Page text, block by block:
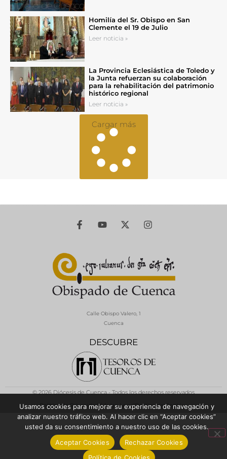
Homilía del Sr. Obispo en San
Clemente el 19 de Julio
Leer noticia »
La Provincia Eclesiástica de Toledo y
la Junta refuerzan su colaboración
para la rehabilitación del patrimonio
histórico regional
Leer noticia »
Cargar más
DESCUBRE
Calle Obispo Valero, 1
Cuenca
© 2026 Diócesis de Cuenca - Todos los derechos reservados
Política de Privacidad / Aviso LegalPolítica de Cookies
Usamos cookies para mejorar su experiencia de navegación y
analizar nuestro tráfico web. Al hacer clic en “Aceptar cookies”
usted da su consentimiento a nuestro uso de las cookies.
Aceptar Cookies
Rechazar Cookies
Política de Cookies